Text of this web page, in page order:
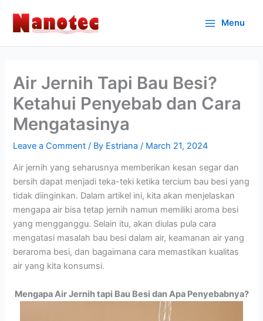
content
Menu
Air Jernih Tapi Bau Besi?
Ketahui Penyebab dan Cara
Mengatasinya
Leave a Comment / By Estriana/ March 21, 2024
Air jernih yang seharusnya memberikan kesan segar dan
bersih dapat menjadi teka-teki ketika tercium bau besi yang
tidak diinginkan. Dalam artikel ini, kita akan menjelaskan
mengapa air bisa tetap jernih namun memiliki aroma besi
yang mengganggu. Selain itu, akan diulas pula cara
mengatasi masalah bau besi dalam air, keamanan air yang
beraroma besi, dan bagaimana cara memastikan kualitas
air yang kita konsumsi.
Mengapa Air Jernih tapi Bau Besi dan Apa Penyebabnya?